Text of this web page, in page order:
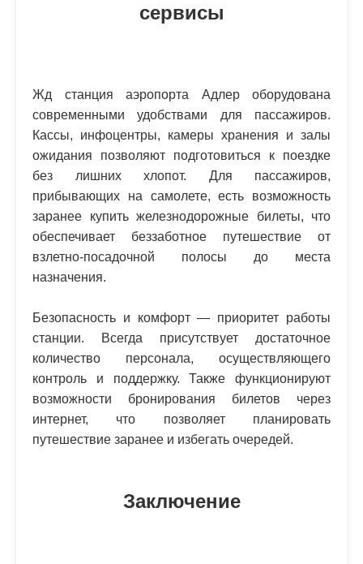
сервисы
Жд станция аэропорта Адлер оборудована
современными удобствами для пассажиров.
Кассы, инфоцентры, камеры хранения и залы
ожидания позволяют подготовиться к поездке
без лишних хлопот. Для пассажиров,
прибывающих на самолете, есть возможность
заранее купить железнодорожные билеты, что
обеспечивает беззаботное путешествие от
взлетно-посадочной полосы до места
назначения.
Безопасность и комфорт — приоритет работы
станции. Всегда присутствует достаточное
количество персонала, осуществляющего
контроль и поддержку. Также функционируют
возможности бронирования билетов через
интернет, что позволяет планировать
путешествие заранее и избегать очередей.
Заключение